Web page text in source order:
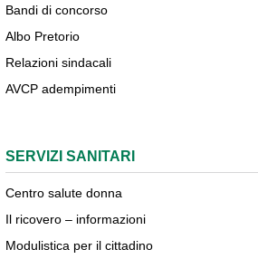
Bandi di concorso
Albo Pretorio
Relazioni sindacali
AVCP adempimenti
SERVIZI SANITARI
Centro salute donna
Il ricovero – informazioni
Modulistica per il cittadino